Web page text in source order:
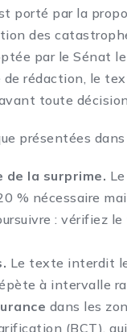
porté par la
des
par le Sénat
de rédaction, le
toute
présentées
la surprime.
% nécessaire
: vérifiez
Le texte interdit
à intervalle
dans les
(BCT),